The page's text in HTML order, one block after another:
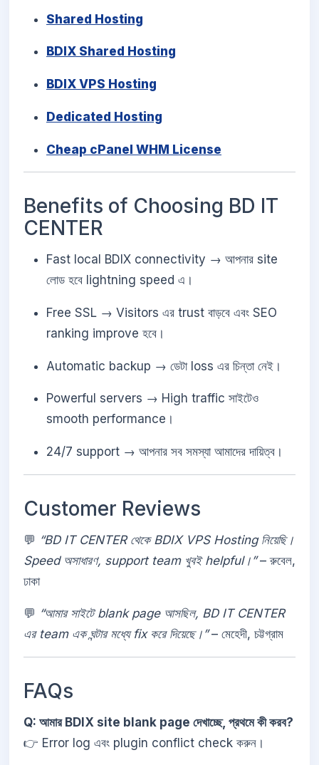
Shared Hosting
BDIX Shared Hosting
BDIX VPS Hosting
Dedicated Hosting
Cheap cPanel WHM License
Benefits of Choosing BD IT
CENTER
Fast local BDIX connectivity → আপনার site
লোড হবে lightning speed এ।
Free SSL → Visitors এর trust বাড়বে এবং SEO
ranking improve হবে।
Automatic backup → ডেটা loss এর চিন্তা নেই।
Powerful servers → High traffic সাইটেও
smooth performance।
24/7 support → আপনার সব সমস্যা আমাদের দায়িত্ব।
Customer Reviews
💬 “BD IT CENTER থেকে BDIX VPS Hosting নিয়েছি।
Speed অসাধারণ, support team খুবই helpful।”– রুবেল,
ঢাকা
💬 “আমার সাইটে blank page আসছিল, BD IT CENTER
এর team এক ঘন্টার মধ্যে fix করে দিয়েছে।”– মেহেদী, চট্টগ্রাম
FAQs
Q: আমার BDIX site blank page দেখাচ্ছে, প্রথমে কী করব?
👉 Error log এবং plugin conflict check করুন।